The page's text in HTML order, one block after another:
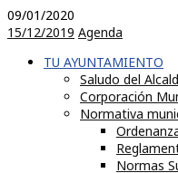
09/01/2020
15/12/2019 Agenda
TU AYUNTAMIENTO
Saludo del
Corporación
Normativa
Normas